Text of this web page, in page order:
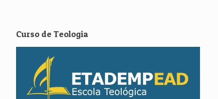
Curso de Teologia